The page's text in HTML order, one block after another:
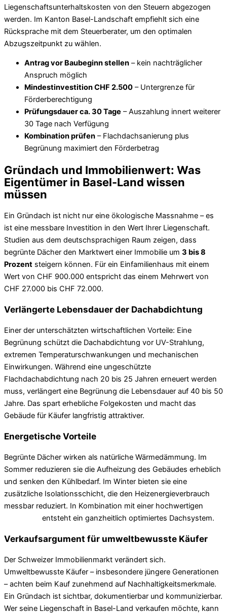
Liegenschaftsunterhaltskosten von den Steuern abgezogen
werden. Im Kanton Basel-Landschaft empfiehlt sich eine
Rücksprache mit dem Steuerberater, um den optimalen
Abzugszeitpunkt zu wählen.
Antrag vor Baubeginn stellen – kein nachträglicher
Anspruch möglich
Mindestinvestition CHF 2.500 – Untergrenze für
Förderberechtigung
Prüfungsdauer ca. 30 Tage – Auszahlung innert weiterer
30 Tage nach Verfügung
Kombination prüfen – Flachdachsanierung plus
Begrünung maximiert den Förderbetrag
Gründach und Immobilienwert: Was
Eigentümer in Basel-Land wissen
müssen
Ein Gründach ist nicht nur eine ökologische Massnahme – es
ist eine messbare Investition in den Wert Ihrer Liegenschaft.
Studien aus dem deutschsprachigen Raum zeigen, dass
begrünte Dächer den Marktwert einer Immobilie um 3 bis 8
Prozent steigern können. Für ein Einfamilienhaus mit einem
Wert von CHF 900.000 entspricht das einem Mehrwert von
CHF 27.000 bis CHF 72.000.
Verlängerte Lebensdauer der Dachabdichtung
Einer der unterschätzten wirtschaftlichen Vorteile: Eine
Begrünung schützt die Dachabdichtung vor UV-Strahlung,
extremen Temperaturschwankungen und mechanischen
Einwirkungen. Während eine ungeschützte
Flachdachabdichtung nach 20 bis 25 Jahren erneuert werden
muss, verlängert eine Begrünung die Lebensdauer auf 40 bis 50
Jahre. Das spart erhebliche Folgekosten und macht das
Gebäude für Käufer langfristig attraktiver.
Energetische Vorteile
Begrünte Dächer wirken als natürliche Wärmedämmung. Im
Sommer reduzieren sie die Aufheizung des Gebäudes erheblich
und senken den Kühlbedarf. Im Winter bieten sie eine
zusätzliche Isolationsschicht, die den Heizenergieverbrauch
messbar reduziert. In Kombination mit einer hochwertigen
entsteht ein ganzheitlich optimiertes Dachsystem.
Verkaufsargument für umweltbewusste Käufer
Der Schweizer Immobilienmarkt verändert sich.
Umweltbewusste Käufer – insbesondere jüngere Generationen
– achten beim Kauf zunehmend auf Nachhaltigkeitsmerkmale.
Ein Gründach ist sichtbar, dokumentierbar und kommunizierbar.
Wer seine Liegenschaft in Basel-Land verkaufen möchte, kann